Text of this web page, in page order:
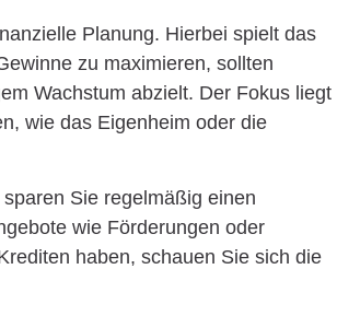
Planung. Hierbei spielt das
zu maximieren, sollten
Wachstum abzielt. Der Fokus liegt
wie das Eigenheim oder die
Sie regelmäßig einen
wie Förderungen oder
haben, schauen Sie sich die